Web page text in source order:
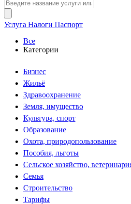
Услуга Налоги Паспорт
Все
Категории
Бизнес
Жильё
Здравоохранение
Земля, имущество
Культура, спорт
Образование
Охота, природопользование
Пособия, льготы
Сельское хозяйство,
Семья
Строительство
Тарифы